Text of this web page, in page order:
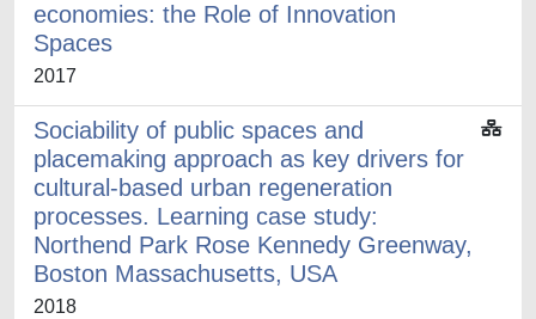
economies: the Role of Innovation
Spaces
2017
Sociability of public spaces and
placemaking approach as key drivers for
cultural-based urban regeneration
processes. Learning case study:
Northend Park Rose Kennedy Greenway,
Boston Massachusetts, USA
2018